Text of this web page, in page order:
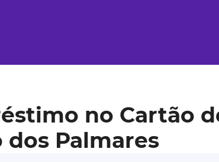
no Cartão
Palmares